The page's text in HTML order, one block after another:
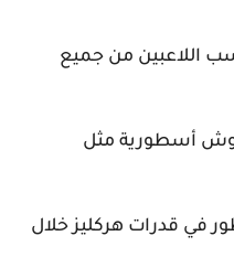
من جميع
أسطورية مثل
في قدرات هركليز خلال